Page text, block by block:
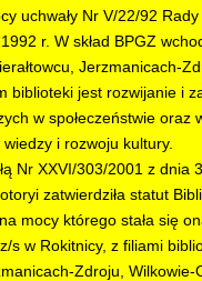
uchwały Nr V/22/92 Rady
r. W skład BPGZ
Jerzmanicach-
biblioteki jest rozwijanie i
w społeczeństwie oraz
i rozwoju kultury.
Nr XXVI/303/2001 z dnia
zatwierdziła statut
mocy którego stała się
s w Rokitnicy, z filiami
Zdroju, Wilkowie-